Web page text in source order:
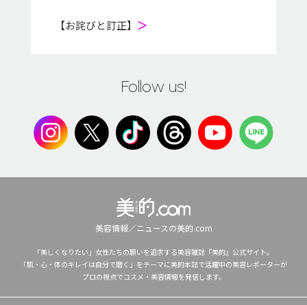
【お詫びと訂正】 ＞
Follow us!
美容情報／ニュースの美的.com
「美しくなりたい」女性たちの願いを追求する美容雑誌『美的』公式サイト。
「肌・心・体のキレイは自分で磨く」をテーマに美的本誌で活躍中の美容レポーターが
プロの視点でコスメ・美容情報を発信します。